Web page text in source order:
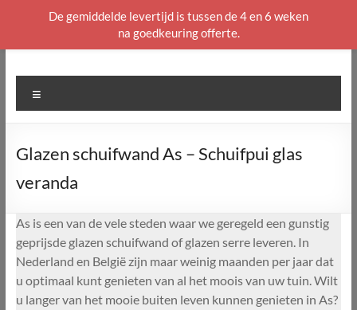
naar
Glazen schuifwand As – Schuifpui glas
veranda
As is een van de vele steden waar we geregeld een gunstig
geprijsde glazen schuifwand of glazen serre leveren. In
Nederland en België zijn maar weinig maanden per jaar dat
u optimaal kunt genieten van al het moois van uw tuin. Wilt
u langer van het mooie buiten leven kunnen genieten in As?
De gemiddelde levertijd is tussen de 4 en 6 weken
na goedkeuring offerte.